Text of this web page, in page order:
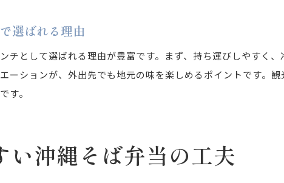
家庭で気軽に沖縄そば弁当を満喫
家庭で作れる沖縄そば弁当のポイン
沖縄そば弁当の作り置きと保存方法
選ばれる理由
チとして選ばれる理由が豊富です。まず、持ち運びしやすく
ーションが、外出先でも地元の味を楽しめるポイントです。
す。
い沖縄そば弁当の工夫